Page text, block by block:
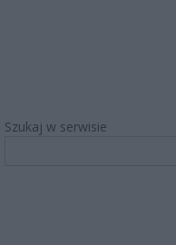
Szukaj w serwisie